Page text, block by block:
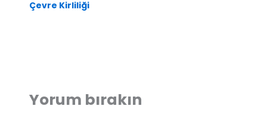
Çevre Kirliliği
Yorum bırakın